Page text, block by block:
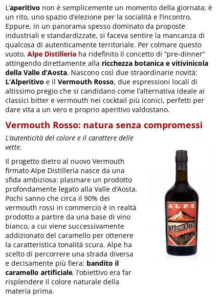
L’aperitivo non è semplicemente un momento della giornata; è
un rito, uno spazio d’elezione per la socialità e l’incontro.
Eppure, in un panorama spesso dominato da proposte
industriali e standardizzate, si faceva sentire la mancanza di
qualcosa di autenticamente territoriale. Per colmare questo
vuoto,Alpe Distilleria ha ridefinito il concetto di “pre-dinner”
attingendo direttamente alla ricchezza botanica e vitivinicola
della Valle d’Aosta. Nascono così due straordinarie novità:
L’Alperitivo e ilVermouth Rosso, due espressioni locali di
altissimo pregio che si candidano come l’alternativa ideale ai
classici bitter e vermouth nei cocktail più iconici, perfetti per
dare vita a un vero e proprio aperitivo valdostano.
Vermouth Rosso: natura senza compromessi
L’autenticità del colore e il carattere delle
vette.
Il progetto dietro al nuovo Vermouth
firmato Alpe Distilleria nasce da una
sfida ambiziosa: plasmare un prodotto
profondamente legato alla Valle d’Aosta.
Pochi sanno che circa il 90% dei
vermouth rossi in commercio è in realtà
prodotto a partire da una base di vino
bianco, a cui viene successivamente
addizionato del caramello per ottenere
la caratteristica tonalità scura. Alpe ha
scelto di percorrere una strada diversa
e decisamente più fiera: bandito il
caramello artificiale, l’obiettivo era far
risplendere il colore naturale della
materia prima.